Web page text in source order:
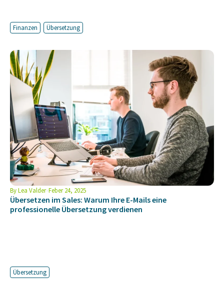
Finanzen Übersetzung
ByLea Valder Feber 24, 2025
Übersetzen im Sales: Warum Ihre E-Mails eine
professionelle Übersetzung verdienen
Übersetzung